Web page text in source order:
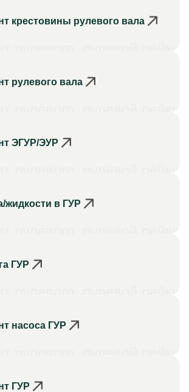
крестовины рулевого вала
рулевого вала
ЭГУР/ЭУР
жидкости в ГУР
ГУР
насоса ГУР
ГУР